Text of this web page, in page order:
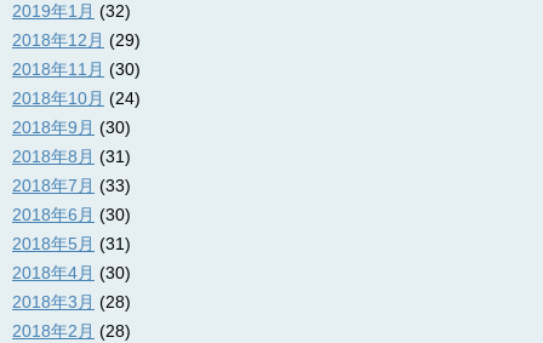
2019年1月 (32)
2018年12月 (29)
2018年11月 (30)
2018年10月 (24)
2018年9月 (30)
2018年8月 (31)
2018年7月 (33)
2018年6月 (30)
2018年5月 (31)
2018年4月 (30)
2018年3月 (28)
2018年2月 (28)